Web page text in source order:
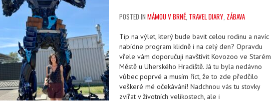
POSTED IN MÁMOU V BRNĚ, TRAVEL DIARY, ZÁBAVA
Tip na výlet, který bude bavit celou rodinu a navíc
nabídne program klidně i na celý den? Opravdu
vřele vám doporučuji navštívit Kovozoo ve Starém
Městě u Uherského Hradiště. Já tu byla nedávno
vůbec poprvé a musím říct, že to zde předčilo
veškeré mé očekávání! Nadchnou vás tu stovky
zvířat v životních velikostech, ale i